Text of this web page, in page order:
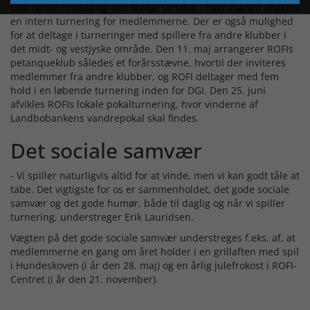
Den første tirsdag og den tredje torsdag i hver måned afvikles
en intern turnering for medlemmerne. Der er også mulighed
for at deltage i turneringer med spillere fra andre klubber i
det midt- og vestjyske område. Den 11. maj arrangerer ROFIs
petanqueklub således et forårsstævne, hvortil der inviteres
medlemmer fra andre klubber, og ROFI deltager med fem
hold i en løbende turnering inden for DGI. Den 25. juni
afvikles ROFIs lokale pokalturnering, hvor vinderne af
Landbobankens vandrepokal skal findes.
Det sociale samvær
- Vi spiller naturligvis altid for at vinde, men vi kan godt tåle at
tabe. Det vigtigste for os er sammenholdet, det gode sociale
samvær og det gode humør, både til daglig og når vi spiller
turnering, understreger Erik Lauridsen.
Vægten på det gode sociale samvær understreges f.eks. af, at
medlemmerne en gang om året holder i en grillaften med spil
i Hundeskoven (i år den 28. maj) og en årlig julefrokost i ROFI-
Centret (i år den 21. november).